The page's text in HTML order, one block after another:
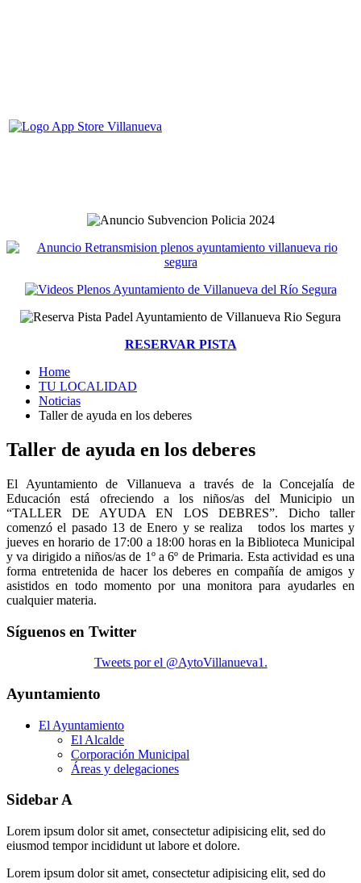
RESERVAR PISTA
Home
TU LOCALIDAD
Noticias
Taller de ayuda en los deberes
Taller de ayuda en los deberes
El Ayuntamiento de Villanueva a través de la Concejalía de
Educación está ofreciendo a los niños/as del Municipio un
“TALLER DE AYUDA EN LOS DEBRES”. Dicho taller
comenzó el pasado 13 de Enero y se realiza todos los martes y
jueves en horario de 17:00 a 18:00 horas en la Biblioteca Municipal
y va dirigido a niños/as de 1º a 6º de Primaria. Esta actividad es una
forma entretenida de hacer los deberes en compañía de amigos y
asistidos en todo momento por una monitora para ayudarles en
cualquier materia.
Síguenos en Twitter
Tweets por el @AytoVillanueva1.
Ayuntamiento
El Ayuntamiento
El Alcalde
Corporación Municipal
Áreas y delegaciones
Sidebar A
Lorem ipsum dolor sit amet, consectetur adipisicing elit, sed do
eiusmod tempor incididunt ut labore et dolore.
Lorem ipsum dolor sit amet, consectetur adipisicing elit, sed do